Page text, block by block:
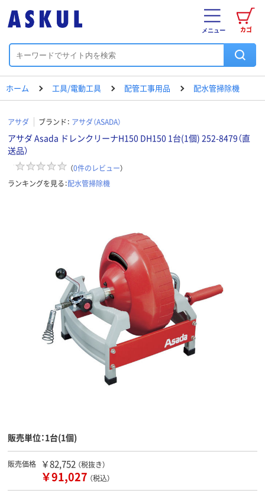
カゴ
メニュー
ホーム 工具/電動工具 配管工事用品 配水管掃除機
アサダ ブランド： アサダ（ASADA）
アサダ Asada ドレンクリーナH150 DH150 1台(1個) 252-8479（直
送品）
（0件のレビュー）
ランキングを見る：配水管掃除機
販売単位：1台(1個)
販売価格 ￥82,752 （税抜き）
￥91,027 （税込）